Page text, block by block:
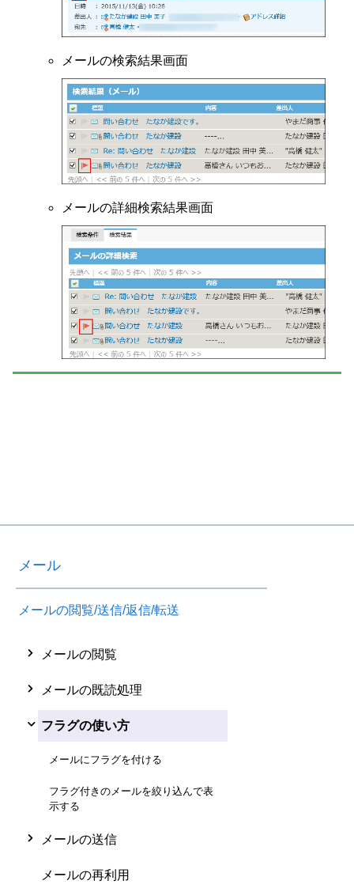
メールの検索結果画面
メールの詳細検索結果画面
メール
メールの閲覧/送信/返信/転送
メールの閲覧
メールの既読処理
フラグの使い方
メールにフラグを付ける
フラグ付きのメールを絞り込んで表
示する
メールの送信
メールの再利用